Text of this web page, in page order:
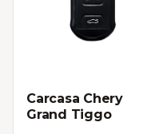
Carcasa Chery
Grand Tiggo